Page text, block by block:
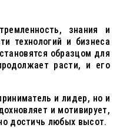
знания и
технологий и бизнеса
образцом для
расти, и его
и лидер, но и
и мотивирует,
достичь любых высот.